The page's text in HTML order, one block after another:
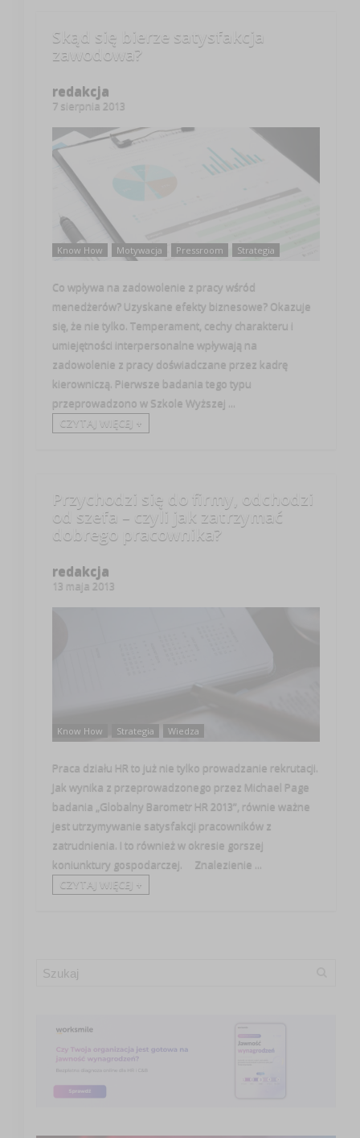
Skąd się bierze satysfakcja
zawodowa?
redakcja
7 sierpnia 2013
Know How Motywacja Pressroom Strategia
Co wpływa na zadowolenie z pracy wśród
menedżerów? Uzyskane efekty biznesowe? Okazuje
się, że nie tylko. Temperament, cechy charakteru i
umiejętności interpersonalne wpływają na
zadowolenie z pracy doświadczane przez kadrę
kierowniczą. Pierwsze badania tego typu
przeprowadzono w Szkole Wyższej ...
CZYTAJ WIĘCEJ +
Przychodzi się do firmy, odchodzi
od szefa – czyli jak zatrzymać
dobrego pracownika?
redakcja
13 maja 2013
Know How Strategia Wiedza
Praca działu HR to już nie tylko prowadzanie rekrutacji.
Jak wynika z przeprowadzonego przez Michael Page
badania „Globalny Barometr HR 2013”, równie ważne
jest utrzymywanie satysfakcji pracowników z
zatrudnienia. I to również w okresie gorszej
koniunktury gospodarczej. Znalezienie ...
CZYTAJ WIĘCEJ +